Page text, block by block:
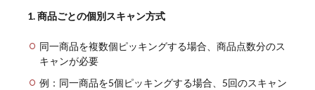
1. 商品ごとの個別スキャン方式
同一商品を複数個ピッキングする場合、商品点数分のス
キャンが必要
例：同一商品を5個ピッキングする場合、5回のスキャン